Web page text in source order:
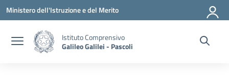
Vai ai contenuti
Vai al menu di navigazione
Vai al footer
Ministero dell'Istruzione e del Merito
Istituto Comprensivo
Galileo Galilei - Pascoli